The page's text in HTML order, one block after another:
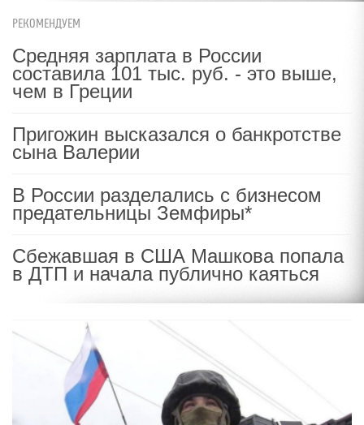
РЕКОМЕНДУЕМ
Средняя зарплата в России
составила 101 тыс. руб. - это выше,
чем в Греции
Пригожин высказался о банкротстве
сына Валерии
В России разделались с бизнесом
предательницы Земфиры*
Сбежавшая в США Машкова попала
в ДТП и начала публично каяться